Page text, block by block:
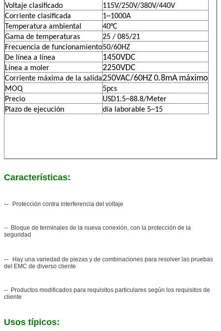
Voltaje clasificado
115V/250V/380V/440V
Corriente clasificada
1~1000A
Temperatura ambiental
40°C
Gama de temperaturas
25 / 085/21
Frecuencia de funcionamiento50/60HZ
De línea a línea
1450VDC
Línea a moler 2250VDC
Corriente máxima de la salida250VAC/60HZ 0.8mA máximo
MOQ
5pcs
Precio
USD1.5~88.8/Meter
Plazo de ejecución
día laborable 5~15
Características:
-- Protección contra interferencia del voltaje
-- Bloque de terminales de la nueva conexión, con la protección de la
seguridad
--
Hay una variedad de piezas y de combinaciones para resolver las pruebas
del EMC de diverso cliente
-- Productos modificados para requisitos particulares según los requisitos de
cliente
Usos típicos: